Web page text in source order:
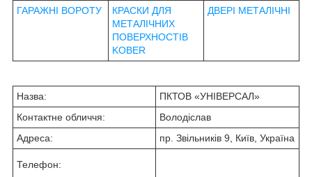
ГАРАЖНІ ВОРОТУ
КРАСКИ ДЛЯ
МЕТАЛІЧНИХ
ПОВЕРХНОСТІВ
KOBER
ДВЕРІ МЕТАЛІЧНІ
Назва:
ПКТОВ «УНІВЕРСАЛ»
Контактне обличчя:
Володіслав
Адреса:
пр. Звільників 9, Київ, Україна
Телефон: